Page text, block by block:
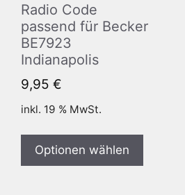
Radio Code
passend für Becker
BE7923
Indianapolis
9,95 €
inkl. 19 % MwSt.
Optionen wählen